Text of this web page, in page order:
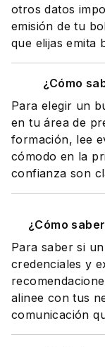
otros datos
emisión de tu
que elijas emita
¿Cómo
Para elegir un
en tu área de
formación, lee
cómodo en la
confianza son
¿Cómo
Para saber si
credenciales y
alinee con tus
comunicación